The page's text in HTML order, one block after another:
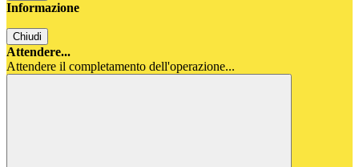
Informazione
Chiudi
Attendere...
Attendere il completamento dell'operazione...